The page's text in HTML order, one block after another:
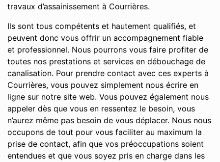
travaux d’assainissement à Courrières.
Ils sont tous compétents et hautement qualifiés, et
peuvent donc vous offrir un accompagnement fiable
et professionnel. Nous pourrons vous faire profiter de
toutes nos prestations et services en débouchage de
canalisation. Pour prendre contact avec ces experts à
Courrières, vous pouvez simplement nous écrire en
ligne sur notre site web. Vous pouvez également nous
appeler dès que vous en ressentez le besoin, vous
n’aurez même pas besoin de vous déplacer. Nous nous
occupons de tout pour vous faciliter au maximum la
prise de contact, afin que vos préoccupations soient
entendues et que vous soyez pris en charge dans les